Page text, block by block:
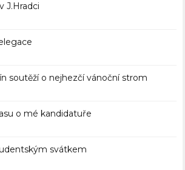
J.Hradci
soutěží o nejhezčí vánoční strom
o mé kandidatuře
svátkem